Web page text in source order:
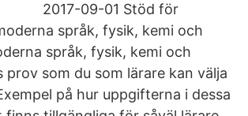
2017-09-01 Stöd för
språk, fysik, kemi och
språk, fysik, kemi och
prov som du som lärare kan välja
på hur uppgifterna i dessa